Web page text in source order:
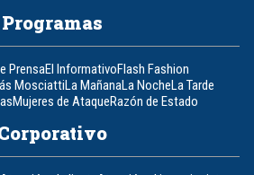
Programas
PrensaEl InformativoFlash Fashion
MosciattiLa MañanaLa NocheLa Tarde
Mujeres de AtaqueRazón de Estado